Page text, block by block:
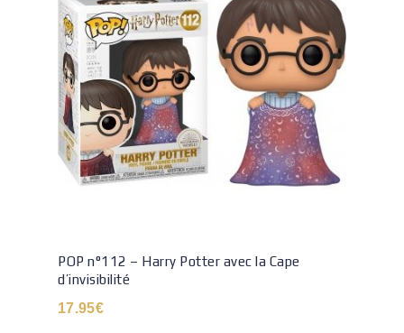
POP n°112 – Harry Potter avec la Cape
d’invisibilité
17.95€